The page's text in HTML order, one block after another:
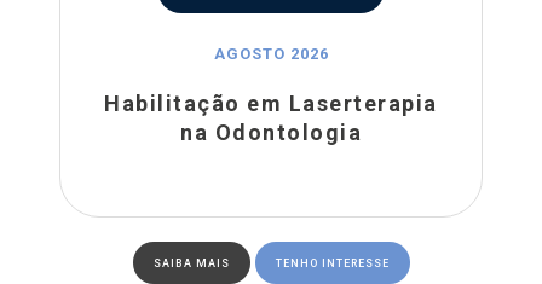
AGOSTO 2026
Habilitação em Laserterapia
na Odontologia
SAIBA MAIS TENHO INTERESSE